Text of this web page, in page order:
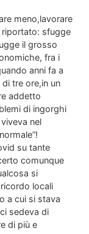
meno,lavorare
riportato: sfugge
il grosso
fra i
anni fa a
tre ore,in un
addetto
di ingorghi
nel
su tante
comunque
si
locali
a cui si stava
sedeva di
di più e